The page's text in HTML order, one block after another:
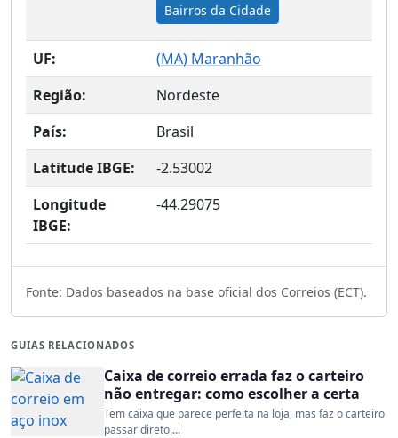
Bairros da Cidade
UF: (MA) Maranhão
Região:
Nordeste
País:
Brasil
Latitude IBGE:
-2.53002
Longitude
IBGE:
-44.29075
Fonte: Dados baseados na base oficial dos Correios (ECT).
GUIAS RELACIONADOS
Caixa de correio errada faz o carteiro
não entregar: como escolher a certa
Tem caixa que parece perfeita na loja, mas faz o carteiro
passar direto....